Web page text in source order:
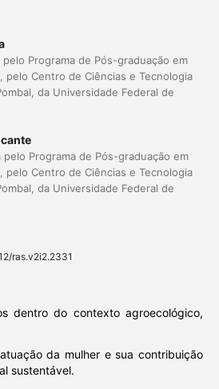
Programa de Pós-graduação em
pelo Centro de Ciências e Tecnologia
da Universidade Federal de
Programa de Pós-graduação em
pelo Centro de Ciências e Tecnologia
da Universidade Federal de
ras.v2i2.2331
dentro do contexto agroecológico,
da mulher e sua contribuição
sustentável.